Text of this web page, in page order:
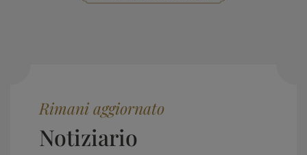
Rimani aggiornato
Notiziario